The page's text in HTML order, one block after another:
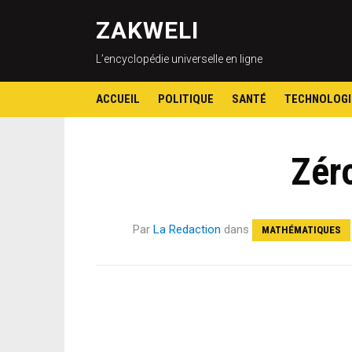
ZAKWELI
L’encyclopédie universelle en ligne
ACCUEIL POLITIQUE SANTÉ
Par La Redaction dans MATHÉMATIQUES